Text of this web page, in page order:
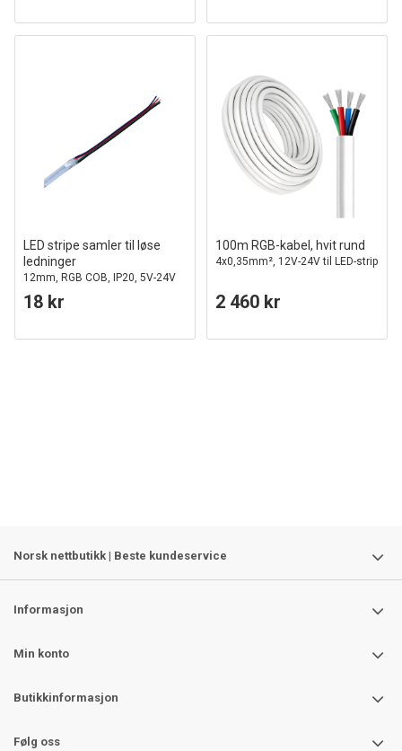
LED stripe samler til løse
ledninger
12mm, RGB COB, IP20, 5V-24V
18 kr
100m RGB-kabel, hvit rund
4x0,35mm², 12V-24V til LED-strip
2 460 kr
Norsk nettbutikk | Beste kundeservice
Informasjon
Min konto
Butikkinformasjon
Følg oss